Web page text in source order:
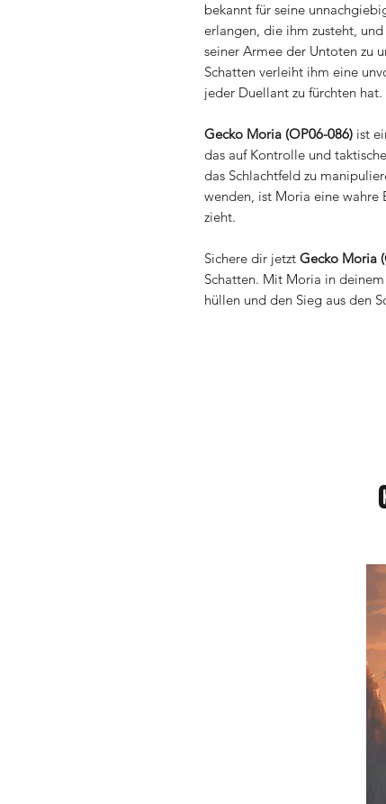
bekannt für seine
erlangen, die ihm zusteht,
seiner Armee der Untoten zu
Schatten verleiht ihm eine
jeder Duellant zu fürchten hat.
Gecko Moria (OP06-086) ist
das auf Kontrolle und
das Schlachtfeld zu
wenden, ist Moria eine wahre
zieht.
Sichere dir jetzt Gecko Moria
Schatten. Mit Moria in
hüllen und den Sieg aus den